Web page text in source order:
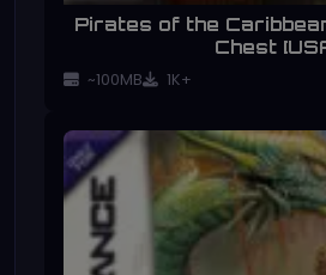
Pirates of the
Chest
~100MB 1K+